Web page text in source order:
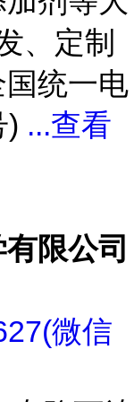
、定制
统一电
) ...查看
限公司
微信